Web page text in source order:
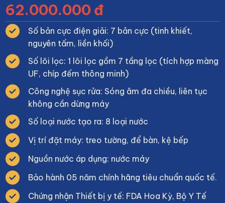
62.000.000 đ
Số bản cực điện giải: 7 bản cực (tinh khiết,
nguyên tấm, liền khối)
Số lõi lọc: 1 lõi lọc gồm 7 tầng lọc (tích hợp màng
UF, chíp đếm thông minh)
Công nghệ sục rửa: Sóng âm đa chiều, liên tục
không cần dừng máy
Số loại nước tạo ra: 8 loại nước
Vị trí đặt máy: treo tường, để bàn, kệ bếp
Nguồn nước áp dụng: nước máy
Bảo hành 05 năm chính hãng tiêu chuẩn quốc tế.
Chứng nhận Thiết bị y tế: FDA Hoa Kỳ, Bộ Y Tế